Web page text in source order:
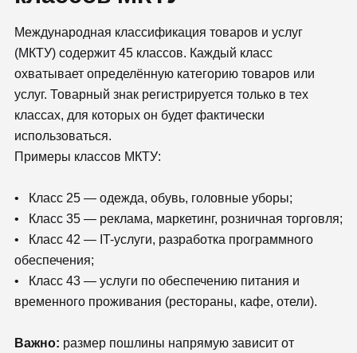
Международная классификация товаров и услуг
(МКТУ) содержит 45 классов. Каждый класс
охватывает определённую категорию товаров или
услуг. Товарный знак регистрируется только в тех
классах, для которых он будет фактически
использоваться.
Примеры классов МКТУ:
• Класс 25 — одежда, обувь, головные уборы;
• Класс 35 — реклама, маркетинг, розничная торговля;
• Класс 42 — IT-услуги, разработка программного
обеспечения;
• Класс 43 — услуги по обеспечению питания и
временного проживания (рестораны, кафе, отели).
Важно: размер пошлины напрямую зависит от